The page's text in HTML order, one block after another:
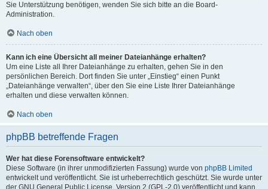
Sie Unterstützung benötigen, wenden Sie sich bitte an die Board-
Administration.
Nach oben
Kann ich eine Übersicht all meiner Dateianhänge erhalten?
Um eine Liste all Ihrer Dateianhänge zu erhalten, gehen Sie in den
persönlichen Bereich. Dort finden Sie unter „Einstieg“ einen Punkt
„Dateianhänge verwalten“, über den Sie eine Liste Ihrer Dateianhänge
erhalten und diese verwalten können.
Nach oben
phpBB betreffende Fragen
Wer hat diese Forensoftware entwickelt?
Diese Software (in ihrer unmodifizierten Fassung) wurde von phpBB Limited
entwickelt und veröffentlicht. Sie ist urheberrechtlich geschützt. Sie wurde unter
der GNU General Public License, Version 2 (GPL-2.0) veröffentlicht und kann